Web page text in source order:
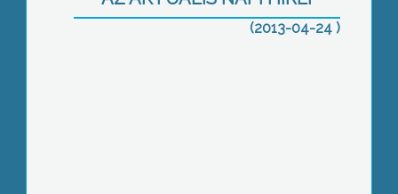
(2013-04-24 )